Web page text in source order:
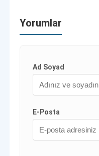
Yorumlar
Ad Soyad
E-Posta